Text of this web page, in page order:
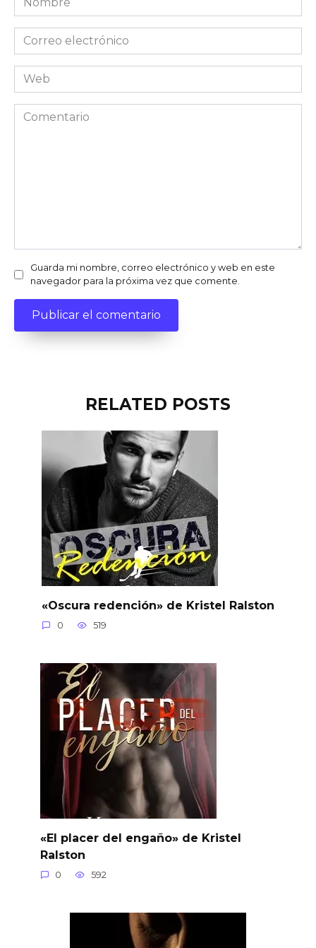
Correo
electrónico
Web
Comentario
Guarda mi nombre, correo electrónico y web en este
navegador para la próxima vez que comente.
RELATED POSTS
«Oscura redención» de Kristel Ralston
0 519
«El placer del engaño» de Kristel
Ralston
0 592